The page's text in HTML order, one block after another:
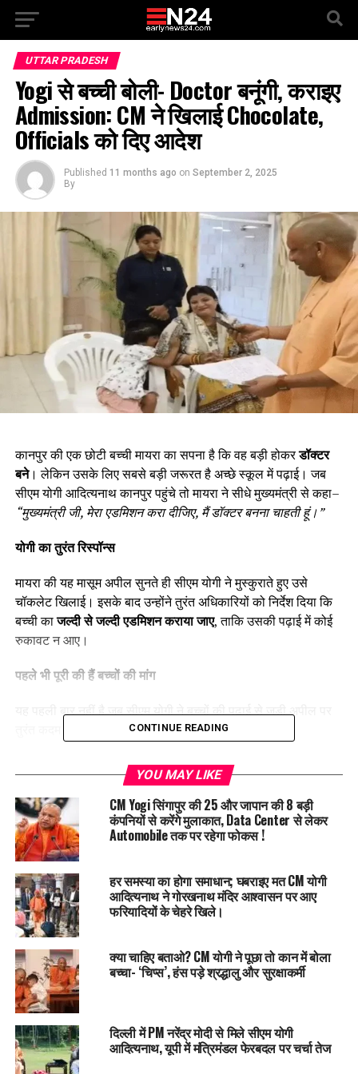
UTTAR PRADESH
Yogi से बच्ची बोली- Doctor बनूंगी, कराइए
Admission: CM ने खिलाई Chocolate,
Officials को दिए आदेश
Published 11 months ago on September 2, 2025
By
कानपुर की एक छोटी बच्ची मायरा का सपना है कि वह बड़ी होकरडॉक्टर
बने। लेकिन उसके लिए सबसे बड़ी जरूरत है अच्छे स्कूल में पढ़ाई। जब
सीएम योगी आदित्यनाथ कानपुर पहुंचे तो मायरा ने सीधे मुख्यमंत्री से कहा–
“मुख्यमंत्री जी, मेरा एडमिशन करा दीजिए, मैं डॉक्टर बनना चाहती हूं।”
योगी का तुरंत रिस्पॉन्स
मायरा की यह मासूम अपील सुनते ही सीएम योगी ने मुस्कुराते हुए उसे
चॉकलेट खिलाई। इसके बाद उन्होंने तुरंत अधिकारियों को निर्देश दिया कि
बच्ची काजल्दी से जल्दी एडमिशन कराया जाए, ताकि उसकी पढ़ाई में कोई
रुकावट न आए।
पहले भी पूरी की हैं बच्चों की मांग
यह पहली बार नहीं है जब सीएम योगी ने बच्चों की पढ़ाई से जुड़ी अपील पर
जुलाई को मुरादाबादकी एक बच्ची ने एडमिशन के लिए मदद मांगी
थी। सीएम ने उसी वक्त अधिकारियों को आदेश देकर उसका
एडमिशन करवाया।
1जुलाई को गोरखपुरकी पंखुड़ी नाम की बच्ची ने सीएम से अपनी
फीस माफ
फीस माफी के लिए कहा, बल्कि पंखुड़ी को प्रेरित करते हुए कहा –
“खूब मेहनत से पढ़ना,आगे बढ़ना।”
बच्चों से लगाव
इन घटनाओं से साफ है कि सीएम योगी बच्चों से जुड़ी हर छोटी-बड़ी मांग को
गंभीरता से सुनते और तुरंत कार्रवाई करते हैं। चाहे एडमिशन की बात हो या
फीस माफी की, वह बच्चों को पढ़ाई के लिए हर तरह की मदद देने के लिए
तैयार रहते हैं।
VIDEOस्टोरी वायरल
CONTINUE READING
YOU MAY LIKE
CM Yogi सिंगापुर की 25 और जापान की 8 बड़ी
कंपनियों से करेंगे मुलाकात, Data Center से लेकर
Automobile तक पर रहेगा फोकस !
हर समस्या का होगा समाधान; घबराइए मत CM योगी
आदित्यनाथ ने गोरखनाथ मंदिर आश्वासन पर आए
फरियादियों के चेहरे खिले।
क्‍या चाहिए बताओ? CM योगी ने पूछा तो कान में बोला
बच्‍चा- ‘चिप्‍स’, हंस पड़े श्रद्धालु और सुरक्षाकर्मी
दिल्‍ली में PM नरेंद्र मोदी से मिले सीएम योगी
आदित्‍यनाथ, यूपी में मंत्रिमंडल फेरबदल पर चर्चा तेज